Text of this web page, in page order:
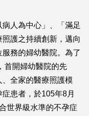
人為中心」、「滿足
護之持續創新，邁向
務的婦幼醫院。為了
首開婦幼醫院的先
全家的醫療照護模
患者，於105年8月
世界級水準的不孕症